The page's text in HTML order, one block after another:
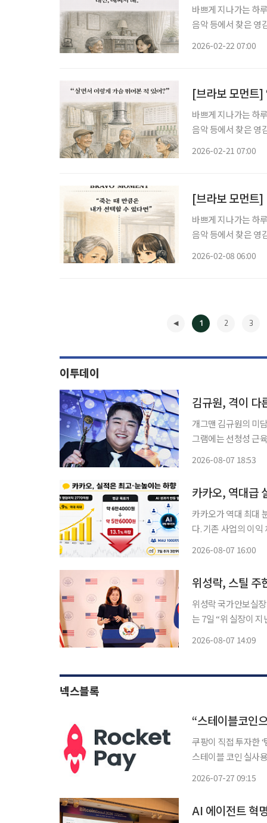
바쁘게 지나가는 하
음악 등에서 찾은 영감의 한
2026-02-22 07:00
[브라보 모먼트]
바쁘게 지나가는 하
음악 등에서 찾은 영감의 한
2026-02-21 07:00
[브라보 모먼트
바쁘게 지나가는 하
음악 등에서 찾은 영감의 한
2026-02-08 06:00
1 2 3
이투데이
김규원, 격이
개그맨 김규원의 미담이 많은 이들
그램에는 선청성 근육
2026-08-07 18:53
카카오, 역대급
카카오가 역대 최대
다. 기존 사업의 이
2026-08-07 16:00
위성락, 스틸
위성락 국가안보실장이
는 7일 “위 실장이
2026-08-07 14:09
넥스블록
쿠팡이 직접 투자한
스테이블 코인 실사용 가능성∙운영 안
2026-07-27 09:15
AI 에이전트 혁